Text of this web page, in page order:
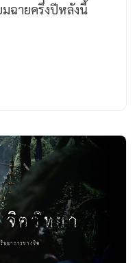
ฉายครึ่งปีหลังนี้